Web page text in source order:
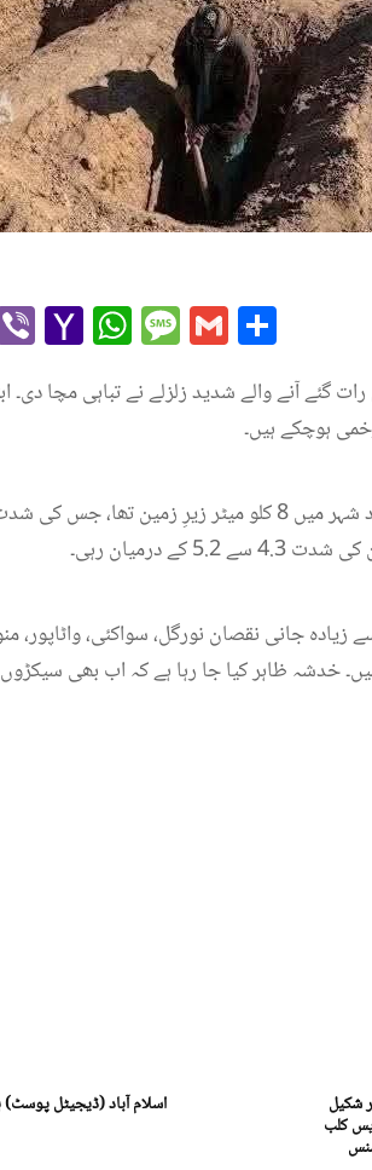
ViberYahoo
Mail
WhatsApp
Message
Gmail
گئے آنے والے شدید زلزلے نے تباہی مچا دی۔
درمیان رہی۔
جانی نقصان نورگل، سواکئی، واٹاپور،
خدشہ ظاہر کیا جا رہا ہے کہ اب بھی
اسلام آباد (ڈیجیٹل پوسٹ) شکیل
کلب